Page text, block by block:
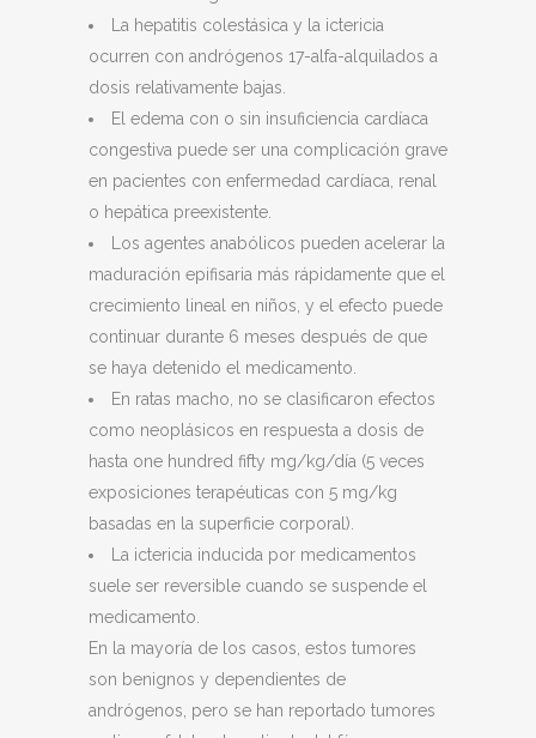
La hepatitis colestásica y la ictericia
ocurren con andrógenos 17-alfa-alquilados a
dosis relativamente bajas.
El edema con o sin insuficiencia cardíaca
congestiva puede ser una complicación grave
en pacientes con enfermedad cardíaca, renal
o hepática preexistente.
Los agentes anabólicos pueden acelerar la
maduración epifisaria más rápidamente que el
crecimiento lineal en niños, y el efecto puede
continuar durante 6 meses después de que
se haya detenido el medicamento.
En ratas macho, no se clasificaron efectos
como neoplásicos en respuesta a dosis de
hasta one hundred fifty mg/kg/día (5 veces
exposiciones terapéuticas con 5 mg/kg
basadas en la superficie corporal).
La ictericia inducida por medicamentos
suele ser reversible cuando se suspende el
medicamento.
En la mayoría de los casos, estos tumores
son benignos y dependientes de
andrógenos, pero se han reportado tumores